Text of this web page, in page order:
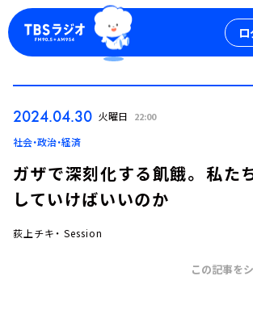
2024.04.30 火曜日 22:00
社会・政治・経済
ガザで深刻化する飢餓。 私た
していけばいいのか
荻上チキ・ Session
この記事を